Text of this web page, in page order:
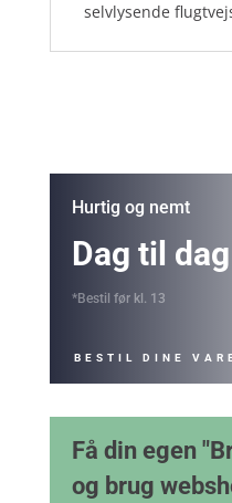
selvlysende
Hurtig og nemt
Dag til
*Bestil før kl. 13
BESTIL DINE
Få din egen
og brug